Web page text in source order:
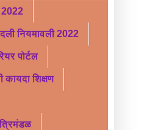
2022
नियमावली 2022
पोर्टल
कायदा शिक्षण